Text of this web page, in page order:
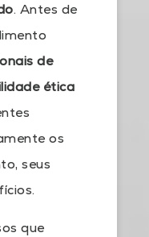
. Antes de
de
ética
os
seus
que